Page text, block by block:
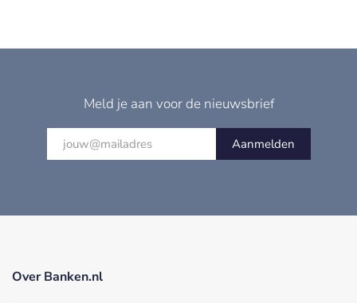
Meld je aan voor de nieuwsbrief
Aanmelden
Over Banken.nl